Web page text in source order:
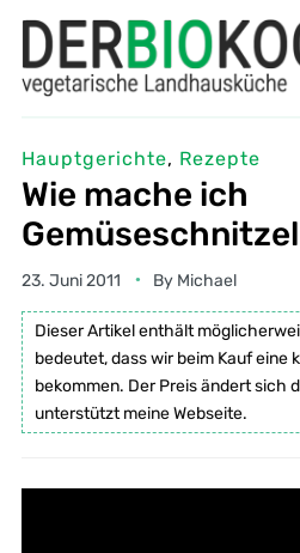
Hauptgerichte, Rezepte
Wie mache ich
23. Juni 2011 By Michael
Dieser Artikel enthält
bedeutet, dass wir beim Kauf eine
bekommen. Der Preis ändert sich
unterstützt meine Webseite.